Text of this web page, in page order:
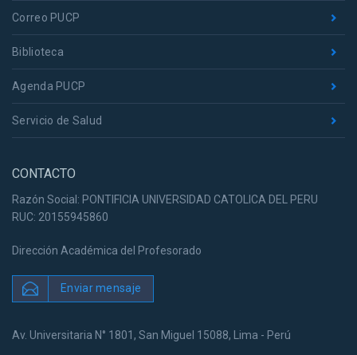
Correo PUCP
Biblioteca
Agenda PUCP
Servicio de Salud
CONTACTO
Razón Social: PONTIFICIA UNIVERSIDAD CATOLICA DEL PERU
RUC: 20155945860
Dirección Académica del Profesorado
Enviar mensaje
Av. Universitaria N° 1801, San Miguel 15088, Lima - Perú